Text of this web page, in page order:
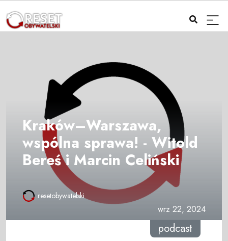
Kraków–Warszawa,
wspólna sprawa! - Witold
Bereś i Marcin Celiński
resetobywatelski
wrz 22, 2024
podcast